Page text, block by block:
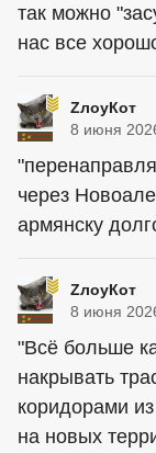
так можно
нас все
ZлоyКот
8 июня
через
армянску
ZлоyКот
8 июня
"Всё больше
накрывать
коридорами
на новых